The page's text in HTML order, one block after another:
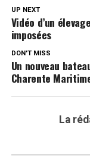
UP NEXT
Vidéo d’un
imposées
DON'T MISS
Un nouveau
Charente
La